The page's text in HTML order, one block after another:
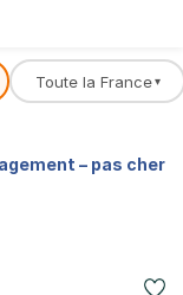
Toute la France ▾
– pas cher